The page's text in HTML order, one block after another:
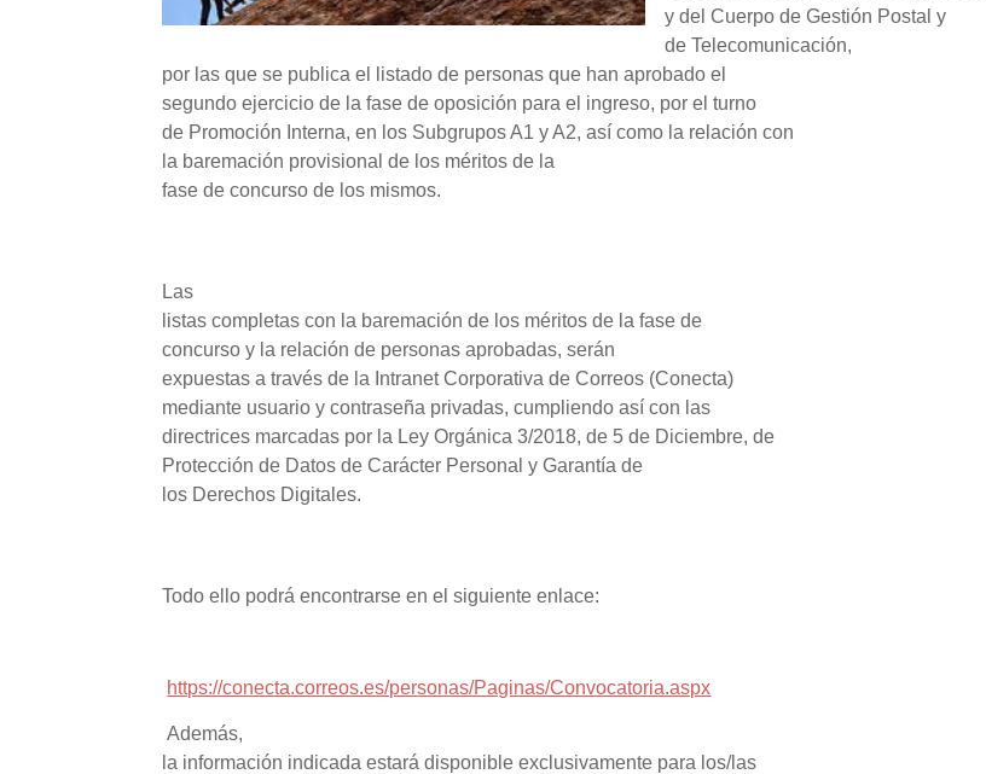
y del Cuerpo de Gestión Postal y
de Telecomunicación,
por las que se publica el listado de personas que han aprobado el
segundo ejercicio de la fase de oposición para el ingreso, por el turno
de Promoción Interna, en los Subgrupos A1 y A2, así como la relación con
la baremación provisional de los méritos de la
fase de concurso de los mismos.
Las
listas completas con la baremación de los méritos de la fase de
concurso y la relación de personas aprobadas, serán
expuestas a través de la Intranet Corporativa de Correos (Conecta)
mediante usuario y contraseña privadas, cumpliendo así con las
directrices marcadas por la Ley Orgánica 3/2018, de 5 de Diciembre, de
Protección de Datos de Carácter Personal y Garantía de
los Derechos Digitales.
Todo ello podrá encontrarse en el siguiente enlace:
https://conecta.correos.es/personas/Paginas/Convocatoria.aspx
Además,
la información indicada estará disponible exclusivamente para los/las